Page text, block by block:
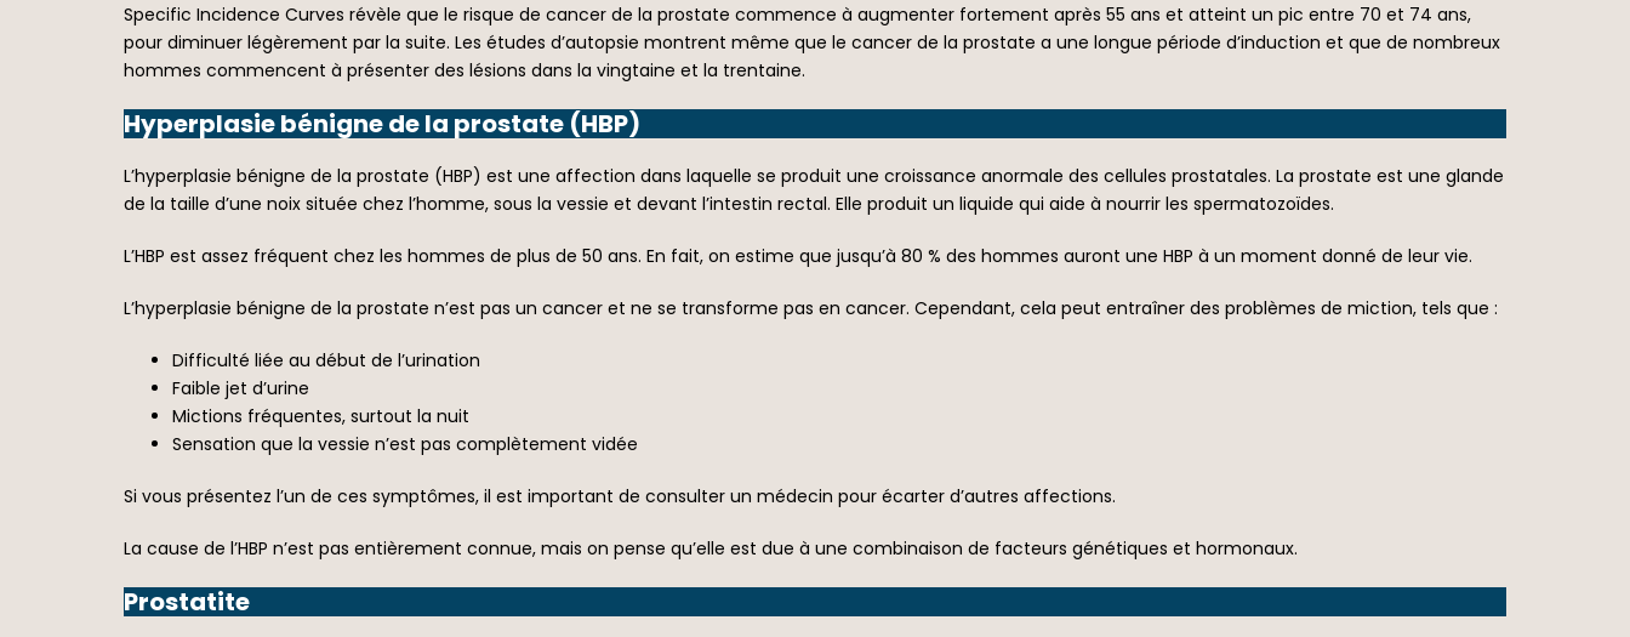
Specific Incidence Curves révèle que le risque de cancer de la prostate commence à augmenter fortement après 55 ans et atteint un pic entre 70 et 74 ans,
pour diminuer légèrement par la suite. Les études d’autopsie montrent même que le cancer de la prostate a une longue période d’induction et que de nombreux
hommes commencent à présenter des lésions dans la vingtaine et la trentaine.
Hyperplasie bénigne de la prostate (HBP)
L’hyperplasie bénigne de la prostate (HBP) est une affection dans laquelle se produit une croissance anormale des cellules prostatales. La prostate est une glande
de la taille d’une noix située chez l’homme, sous la vessie et devant l’intestin rectal. Elle produit un liquide qui aide à nourrir les spermatozoïdes.
L’HBP est assez fréquent chez les hommes de plus de 50 ans. En fait, on estime que jusqu’à 80 % des hommes auront une HBP à un moment donné de leur vie.
L’hyperplasie bénigne de la prostate n’est pas un cancer et ne se transforme pas en cancer. Cependant, cela peut entraîner des problèmes de miction, tels que :
Difficulté liée au début de l’urination
Faible jet d’urine
Mictions fréquentes, surtout la nuit
Sensation que la vessie n’est pas complètement vidée
Si vous présentez l’un de ces symptômes, il est important de consulter un médecin pour écarter d’autres affections.
La cause de l’HBP n’est pas entièrement connue, mais on pense qu’elle est due à une combinaison de facteurs génétiques et hormonaux.
Prostatite